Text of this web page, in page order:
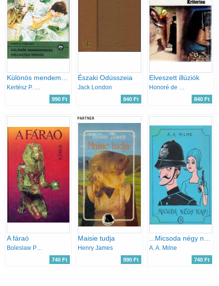
990 Ft
Északi Odüsszeia
Jack London
840 Ft
Elveszett illúziók
840 Ft
A fáraó
Boleslaw Prus
740 Ft
PARTNER
Maisie tudja
Henry James
990 Ft
...Micsoda négy nap!
A. A. Milne
740 Ft